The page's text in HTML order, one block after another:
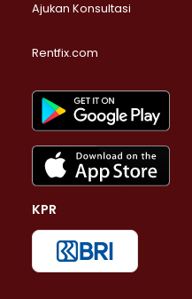
Ajukan Konsultasi
Rentfix.com
KPR